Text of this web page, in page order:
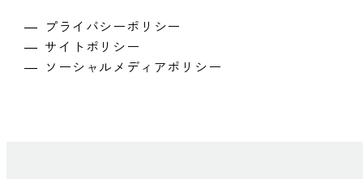
プライバシーポリシー
サイトポリシー
ソーシャルメディアポリシー